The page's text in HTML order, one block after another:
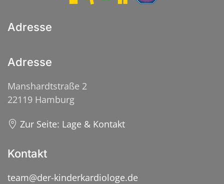
Adresse
Adresse
Manshardtstraße 2
22119 Hamburg
Zur Seite: Lage & Kontakt
Kontakt
team@der-kinderkardiologe.de